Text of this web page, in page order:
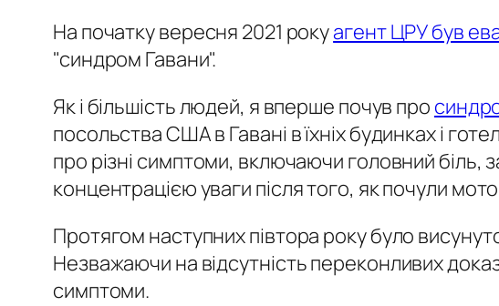
На початку вересня 2021 рокуагент ЦРУ був
"синдром Гавани".
Як і більшість людей, я вперше почув про
посольства США в Гавані в їхніх будинках і
про різні симптоми, включаючи головний біль,
концентрацією уваги після того, як почули
Протягом наступних півтора року було
Незважаючи на відсутність переконливих
симптоми.